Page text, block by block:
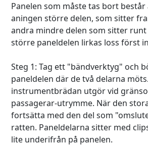
Panelen som måste tas bort
aningen större delen, som sitter
andra mindre delen som sitter
större paneldelen lirkas loss först
Steg 1: Tag ett "bändverktyg" och
paneldelen där de två delarna
instrumentbrädan utgör vid
passagerar-utrymme. När den
fortsätta med den del som
ratten. Paneldelarna sitter med
lite underifrån på panelen.